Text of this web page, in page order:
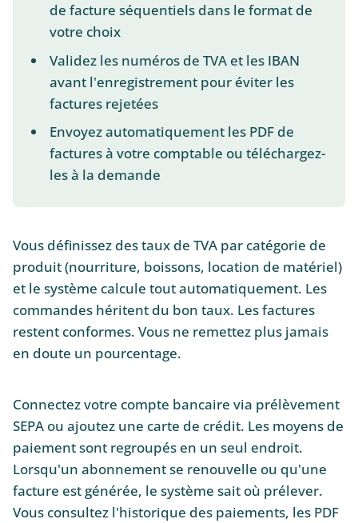
de facture séquentiels dans le format de
votre choix
Validez les numéros de TVA et les IBAN
avant l'enregistrement pour éviter les
factures rejetées
Envoyez automatiquement les PDF de
factures à votre comptable ou téléchargez-
les à la demande
Vous définissez des taux de TVA par catégorie de
produit (nourriture, boissons, location de matériel)
et le système calcule tout automatiquement. Les
commandes héritent du bon taux. Les factures
restent conformes. Vous ne remettez plus jamais
en doute un pourcentage.
Connectez votre compte bancaire via prélèvement
SEPA ou ajoutez une carte de crédit. Les moyens de
paiement sont regroupés en un seul endroit.
Lorsqu'un abonnement se renouvelle ou qu'une
facture est générée, le système sait où prélever.
Vous consultez l'historique des paiements, les PDF